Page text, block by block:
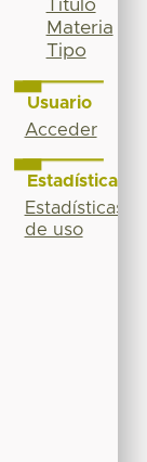
Título
Materia
Tipo
Usuario
Acceder
Estadísticas
Estadísticas
de uso